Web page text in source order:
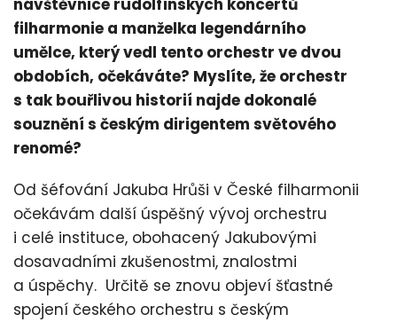
návštěvnice rudolfínských koncertů
filharmonie a manželka legendárního
umělce, který vedl tento orchestr ve dvou
obdobích, očekáváte? Myslíte, že orchestr
s tak bouřlivou historií najde dokonalé
souznění s českým dirigentem světového
renomé?
Od šéfování Jakuba Hrůši v České filharmonii
očekávám další úspěšný vývoj orchestru
i celé instituce, obohacený Jakubovými
dosavadními zkušenostmi, znalostmi
a úspěchy. Určitě se znovu objeví šťastné
spojení českého orchestru s českým